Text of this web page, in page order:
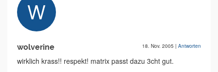
wolverine 18. Nov. 2005 | Antworten
wirklich krass!! respekt! matrix passt dazu 3cht gut.